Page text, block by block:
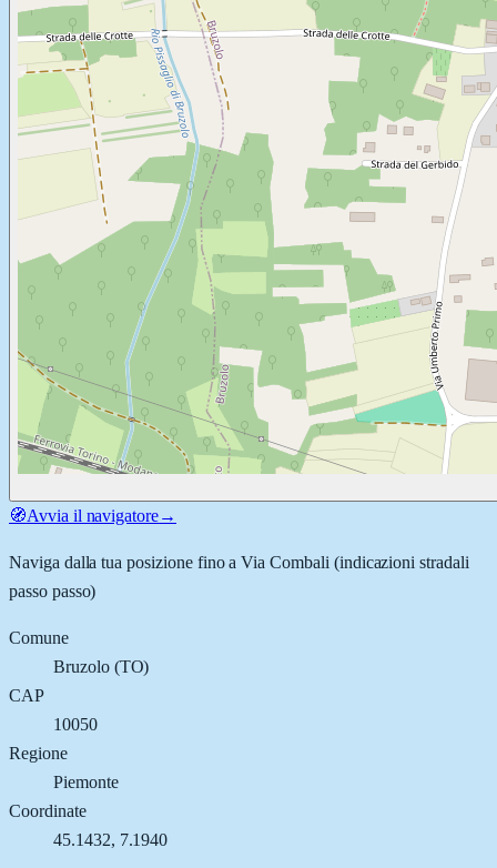
🧭Avvia il navigatore→
Naviga dalla tua posizione fino aVia Combali (indicazioni stradali
passo passo)
Comune
Bruzolo(TO)
CAP
10050
Regione
Piemonte
Coordinate
45.1432, 7.1940